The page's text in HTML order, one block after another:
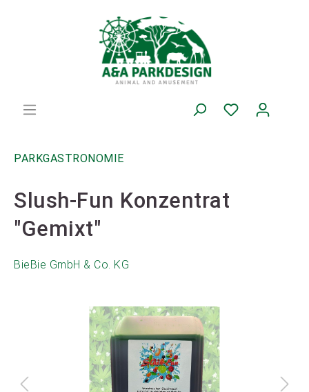
PARKGASTRONOMIE
Slush-Fun Konzentrat
"Gemixt"
BieBie GmbH & Co. KG